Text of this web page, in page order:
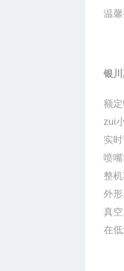
温
银
额
zui
实
喷
整
外
真
在